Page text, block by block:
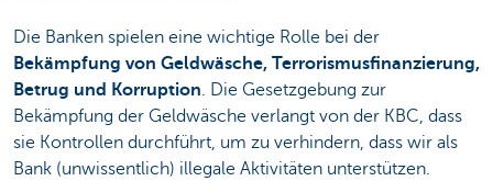
Die Banken spielen eine wichtige Rolle bei der
Bekämpfung von Geldwäsche, Terrorismusfinanzierung,
Betrug und Korruption. Die Gesetzgebung zur
Bekämpfung der Geldwäsche verlangt von der KBC, dass
sie Kontrollen durchführt, um zu verhindern, dass wir als
Bank (unwissentlich) illegale Aktivitäten unterstützen.